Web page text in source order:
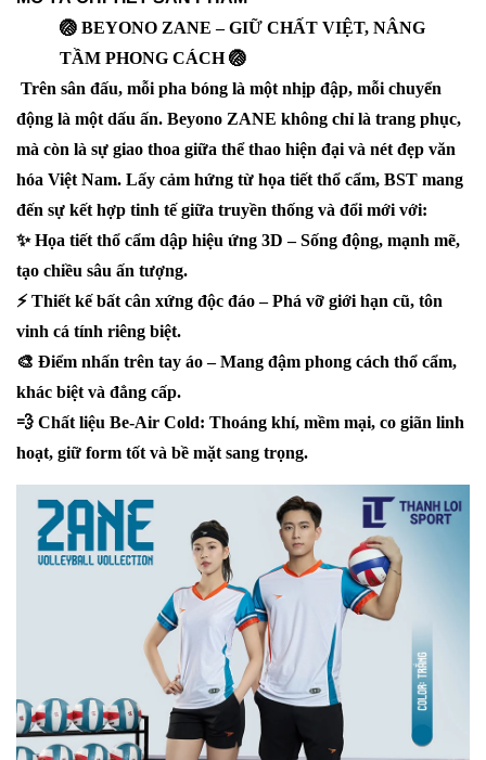
🏐 BEYONO ZANE – GIỮ CHẤT VIỆT, NÂNG
TẦM PHONG CÁCH 🏐
Trên sân đấu, mỗi pha bóng là một nhịp đập, mỗi chuyển
động là một dấu ấn. Beyono ZANE không chỉ là trang phục,
mà còn là sự giao thoa giữa thể thao hiện đại và nét đẹp văn
hóa Việt Nam. Lấy cảm hứng từ họa tiết thổ cẩm, BST mang
đến sự kết hợp tinh tế giữa truyền thống và đổi mới với:
✨ Họa tiết thổ cẩm dập hiệu ứng 3D – Sống động, mạnh mẽ,
tạo chiều sâu ấn tượng.
⚡ Thiết kế bất cân xứng độc đáo – Phá vỡ giới hạn cũ, tôn
vinh cá tính riêng biệt.
🎨 Điểm nhấn trên tay áo – Mang đậm phong cách thổ cẩm,
khác biệt và đẳng cấp.
💨 Chất liệu Be-Air Cold: Thoáng khí, mềm mại, co giãn linh
hoạt, giữ form tốt và bề mặt sang trọng.